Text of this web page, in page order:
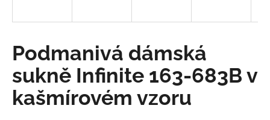
Podmanivá dámská
sukně Infinite 163-683B v
kašmírovém vzoru
í
t
?